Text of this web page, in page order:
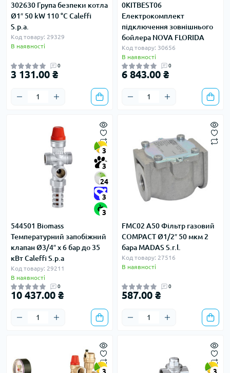
302630 Група безпеки котла
Ø1″ 50 kW 110 °C Caleffi
S.p.a.
Код товару: 29329
В наявності
0
3 131.00 ₴
0KITBEST06
Електрокомплект
підключення зовнішнього
бойлера NOVA FLORIDA
Код товару: 30656
В наявності
0
6 843.00 ₴
3
3
24
3
3
544501 Biomass
Температурний запобіжний
клапан Ø3/4″ x 6 бар до 35
кВт Caleffi S.p.a
Код товару: 29211
В наявності
0
10 437.00 ₴
FMC02 A50 Фільтр газовий
COMPACT Ø1/2″ 50 мкм 2
бара MADAS S.r.l.
Код товару: 27516
В наявності
0
587.00 ₴